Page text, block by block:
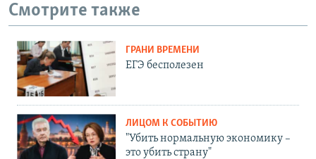
Смотрите также
ГРАНИ ВРЕМЕНИ
ЕГЭ бесполезен
ЛИЦОМ К СОБЫТИЮ
"Убить нормальную экономику –
это убить страну"